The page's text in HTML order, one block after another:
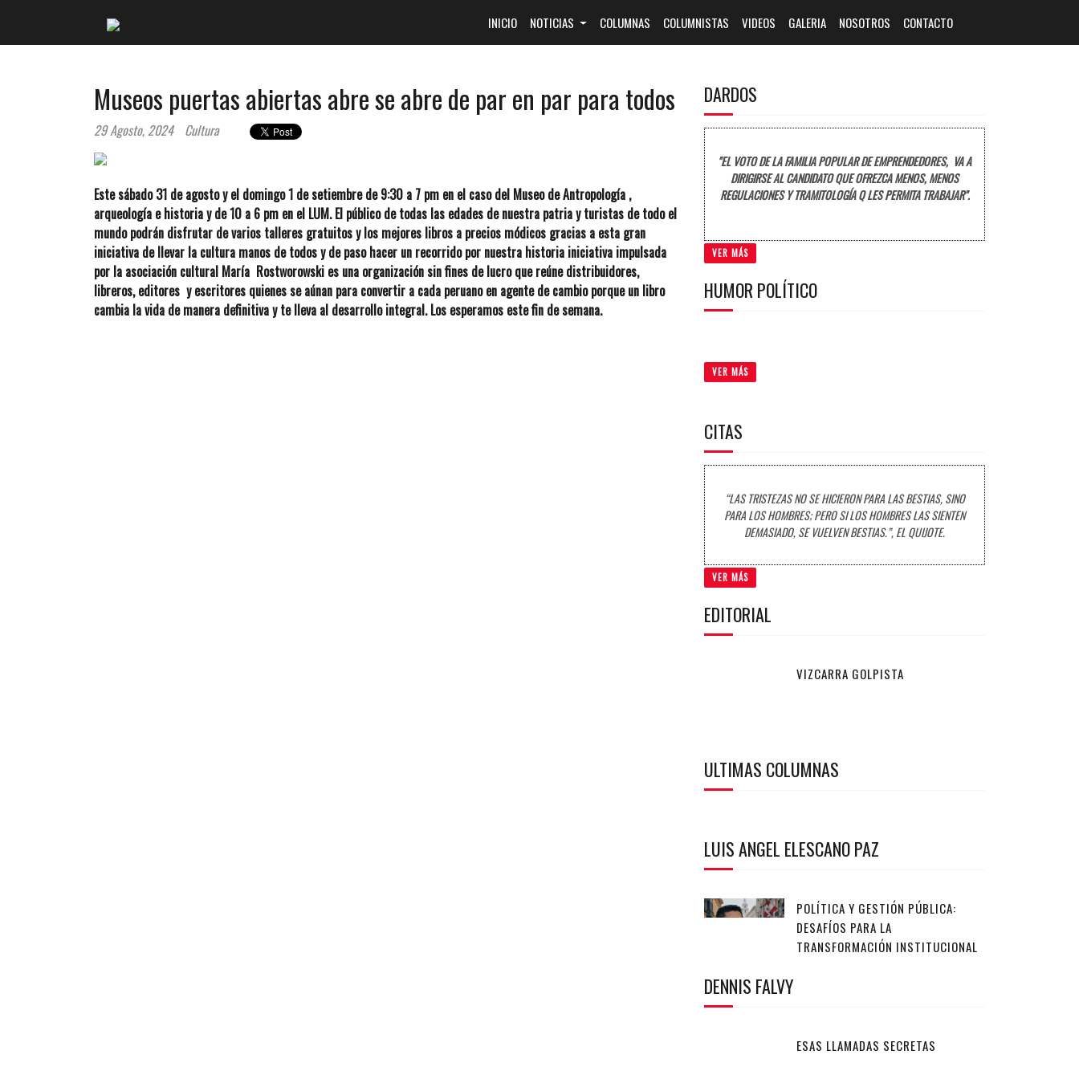
INICIO(CURRENT)
NOTICIAS COLUMNAS COLUMNISTAS VIDEOS GALERIA NOSOTROS CONTACTO
Museos puertas abiertas abre se abre de par en par para todos
29 Agosto, 2024 Cultura
Este sábado 31 de agosto y el domingo 1 de setiembre de 9:30 a 7 pm en el caso del Museo de Antropología ,
arqueología e historia y de 10 a 6 pm en el LUM. El público de todas las edades de nuestra patria y turistas de todo el
mundo podrán disfrutar de varios talleres gratuitos y los mejores libros a precios módicos gracias a esta gran
iniciativa de llevar la cultura manos de todos y de paso hacer un recorrido por nuestra historia iniciativa impulsada
por la asociación cultural María Rostworowski es una organización sin fines de lucro que reúne distribuidores,
libreros, editores y escritores quienes se aúnan para convertir a cada peruano en agente de cambio porque un libro
cambia la vida de manera definitiva y te lleva al desarrollo integral. Los esperamos este fin de semana.
DARDOS
"EL VOTO DE LA FAMILIA POPULAR DE EMPRENDEDORES, VA A
DIRIGIRSE AL CANDIDATO QUE OFREZCA MENOS, MENOS
REGULACIONES Y TRAMITOLOGÍA Q LES PERMITA TRABAJAR".
VER MÁS
HUMOR POLÍTICO
VER MÁS
CITAS
“LAS TRISTEZAS NO SE HICIERON PARA LAS BESTIAS, SINO
PARA LOS HOMBRES; PERO SI LOS HOMBRES LAS SIENTEN
DEMASIADO, SE VUELVEN BESTIAS.”, EL QUIJOTE.
VER MÁS
EDITORIAL
VIZCARRA GOLPISTA
ULTIMAS COLUMNAS
LUIS ANGEL ELESCANO PAZ
POLÍTICA Y GESTIÓN PÚBLICA:
DESAFÍOS PARA LA
TRANSFORMACIÓN INSTITUCIONAL
DENNIS FALVY
ESAS LLAMADAS SECRETAS